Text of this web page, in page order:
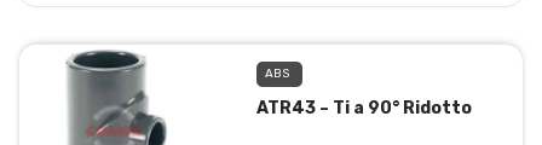
ABS
ATR43 – Ti a 90° Ridotto